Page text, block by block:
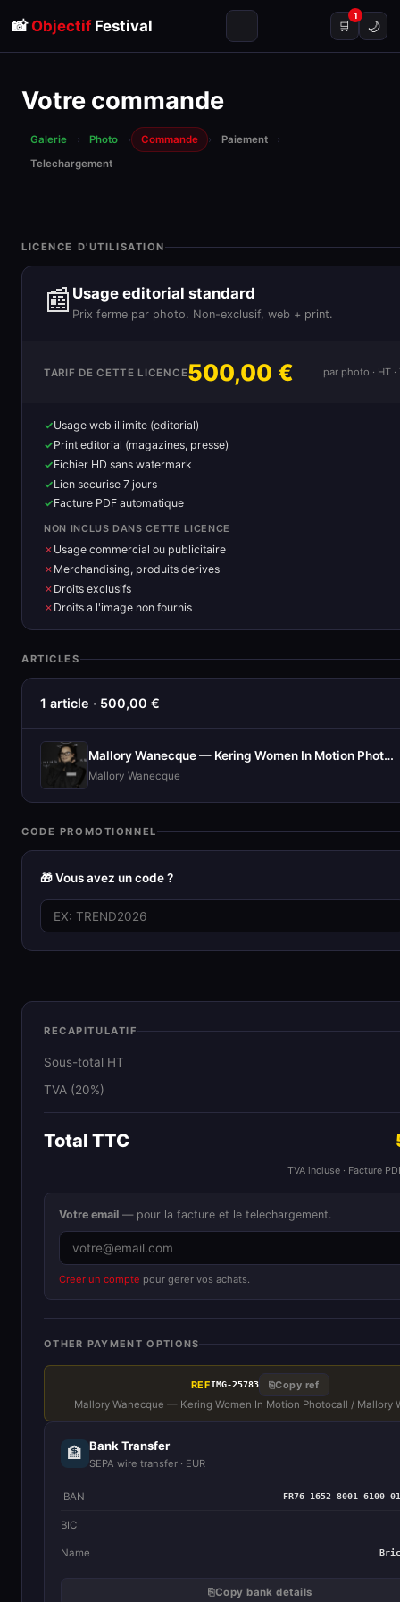
📸 ObjectifFestival 🛒
1
🌙
Votre commande
Galerie › Photo › Commande › Paiement
›
Telechargement
LICENCE D'UTILISATION
📰 Usage editorial standard
Prix ferme par photo. Non-exclusif, web + print.
TARIF DE CETTE LICENCE500,00 € par photo · HT
Usage web illimite (editorial)
Print editorial (magazines, presse)
Fichier HD sans watermark
Lien securise 7 jours
Facture PDF automatique
NON INCLUS DANS CETTE LICENCE
Usage commercial ou publicitaire
Merchandising, produits derives
Droits exclusifs
Droits a l'image non fournis
ARTICLES
1 article · 500,00 €
Mallory Wanecque — Kering Women In Motion Photocall
Mallory Wanecque
CODE PROMOTIONNEL
🎁 Vous avez un code ?
RECAPITULATIF
Sous-total HT
TVA (20%)
Total TTC
TVA incluse · Facture
Votre email — pour la facture et le telechargement.
Creer un compte pour gerer vos achats.
OTHER PAYMENT OPTIONS
REFIMG-25783 ⎘Copy ref
Mallory Wanecque — Kering Women In Motion Photocall / Mallory
🏦 Bank Transfer
SEPA wire transfer · EUR
IBAN FR76 1652 8001 6100
BIC
Name
⎘Copy bank details